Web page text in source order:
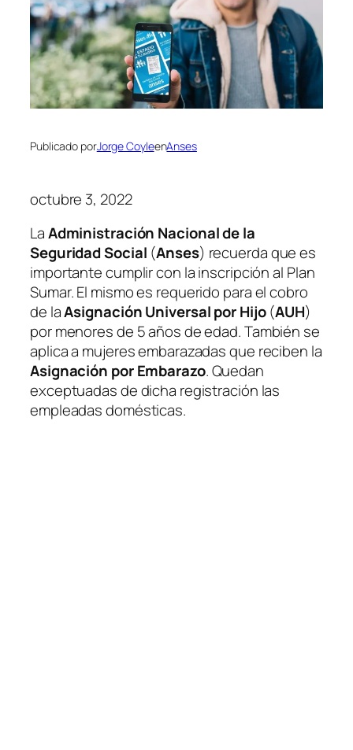
Publicado porJorge CoyleenAnses
octubre 3, 2022
LaAdministración Nacional de la
Seguridad Social (Anses) recuerda que es
importante cumplir con la inscripción al Plan
Sumar. El mismo es requerido para el cobro
de laAsignación Universal por Hijo (AUH)
por menores de 5 años de edad. También se
aplica a mujeres embarazadas que reciben la
Asignación por Embarazo. Quedan
exceptuadas de dicha registración las
empleadas domésticas.